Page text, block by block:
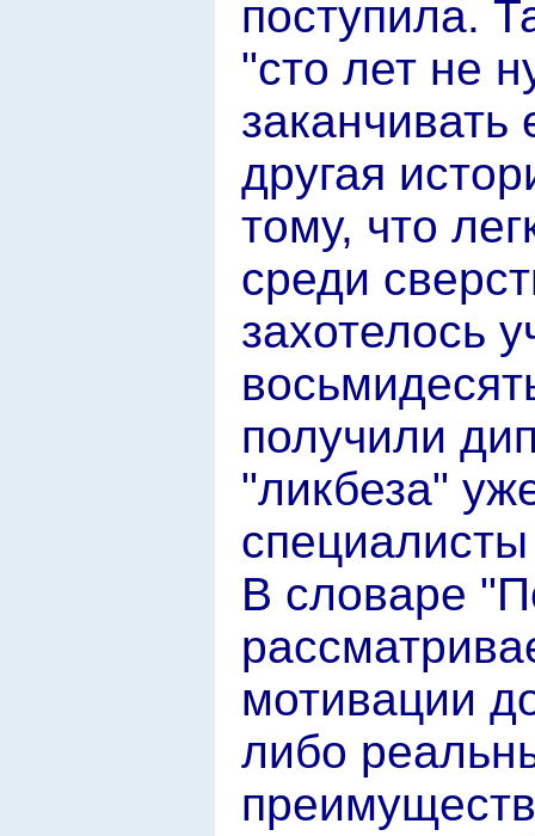
поступила.
"сто лет не
заканчивать
другая
тому, что
среди
захотелось
получили
"ликбеза"
В словаре
мотивации
либо